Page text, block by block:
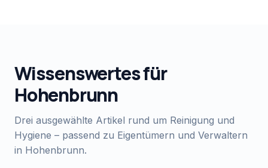
Wissenswertes für
Hohenbrunn
Drei ausgewählte Artikel rund um Reinigung und
Hygiene – passend zu Eigentümern und Verwaltern
in Hohenbrunn.